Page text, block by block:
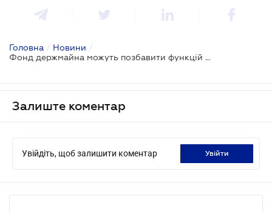
Головна / Новини /
Фонд держмайна можуть позбавити функцій регулювання незалежної оцінки майна
Залиште коментар
Увійдіть, щоб залишити коментар увійти